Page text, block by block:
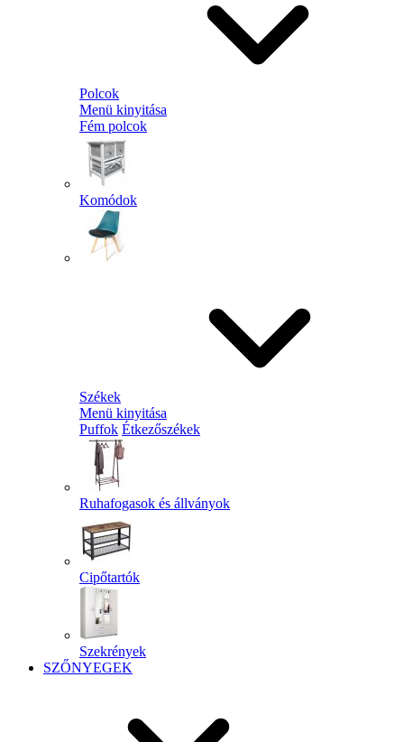
Polcok
Menü kinyitása
Fém polcok
Komódok
Székek
Menü kinyitása
Puffok Étkezőszékek
Ruhafogasok és állványok
Cipőtartók
Szekrények
SZŐNYEGEK